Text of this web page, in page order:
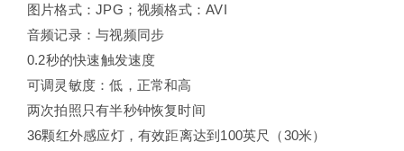
图片格式：JPG；视频格式：AVI
音频记录：与视频同步
0.2秒的快速触发速度
可调灵敏度：低，正常和高
两次拍照只有半秒钟恢复时间
36颗红外感应灯，有效距离达到100英尺（30米）